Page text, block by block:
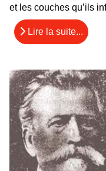
et les couches qu’ils
Lire la suite...